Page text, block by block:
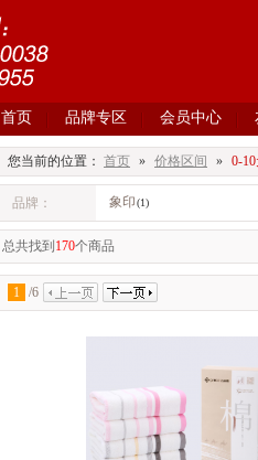
首页 品牌专区 会员中心
您当前的位置： 首页 » 价格区间 » 0-
品牌： 象印(1)
总共找到 170个商品
1 /6